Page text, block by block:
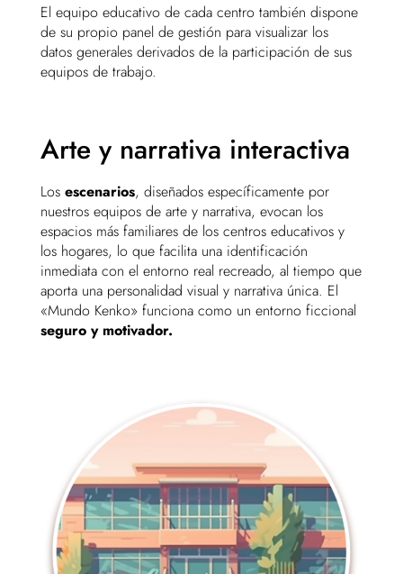
El equipo educativo de cada centro también dispone
de su propio panel de gestión para visualizar los
datos generales derivados de la participación de sus
equipos de trabajo.
Arte y narrativa interactiva
Los escenarios, diseñados específicamente por
nuestros equipos de arte y narrativa, evocan los
espacios más familiares de los centros educativos y
los hogares, lo que facilita una identificación
inmediata con el entorno real recreado, al tiempo que
aporta una personalidad visual y narrativa única. El
«Mundo Kenko» funciona como un entorno ficcional
seguro y motivador.